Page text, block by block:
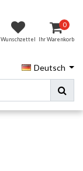
Wunschzettel
0
Ihr Warenkorb
Deutsch